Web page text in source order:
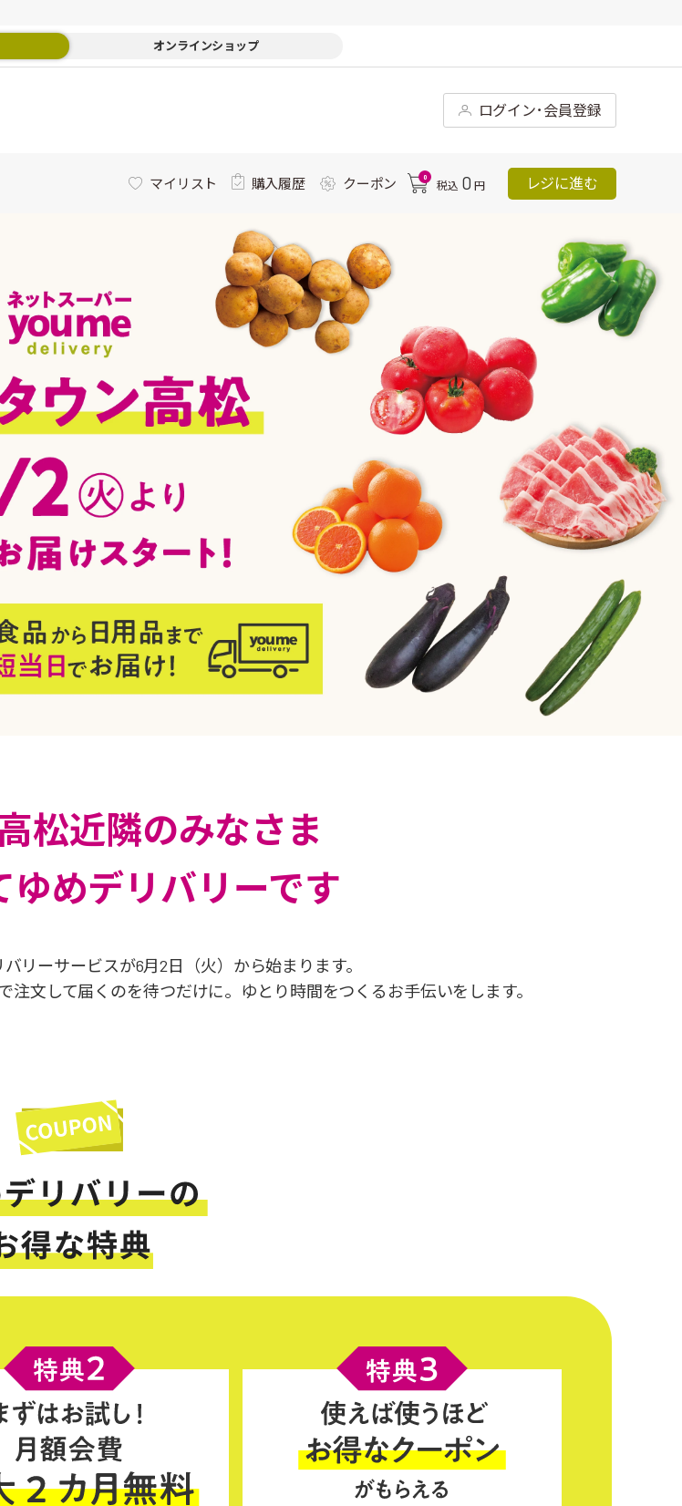
オンラインショップ
ログイン･会員登録
マイリスト 購入履歴 クーポン 0
税込 0 円 レジに進む
松近隣のみなさま
ゆめデリバリーです
リーサービスが6月2日（火）から始まります。
注文して届くのを待つだけに。 ゆとり時間をつくるお手伝いをします。